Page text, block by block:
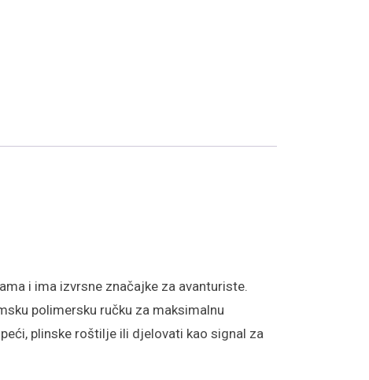
i ima izvrsne značajke za avanturiste.
polimersku ručku za maksimalnu
plinske roštilje ili djelovati kao signal za